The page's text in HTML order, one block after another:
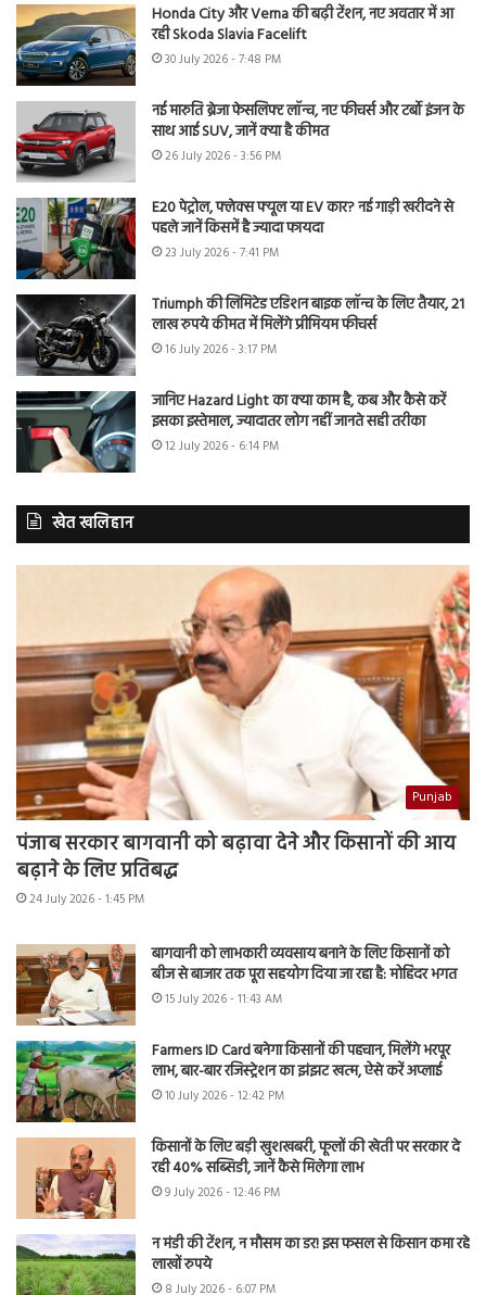
Honda City और Verna की बढ़ी टेंशन, नए अवतार में आ
रही Skoda Slavia Facelift
30 July 2026 - 7:48 PM
नई मारुति ब्रेजा फेसलिफ्ट लॉन्च, नए फीचर्स और टर्बो इंजन के
साथ आई SUV, जानें क्या है कीमत
26 July 2026 - 3:56 PM
E20 पेट्रोल, फ्लेक्स फ्यूल या EV कार? नई गाड़ी खरीदने से
पहले जानें किसमें है ज्यादा फायदा
23 July 2026 - 7:41 PM
Triumph की लिमिटेड एडिशन बाइक लॉन्च के लिए तैयार, 21
लाख रुपये कीमत में मिलेंगे प्रीमियम फीचर्स
16 July 2026 - 3:17 PM
जानिए Hazard Light का क्या काम है, कब और कैसे करें
इसका इस्तेमाल, ज्यादातर लोग नहीं जानते सही तरीका
12 July 2026 - 6:14 PM
खेत खलिहान
Punjab
पंजाब सरकार बागवानी को बढ़ावा देने और किसानों की आय
बढ़ाने के लिए प्रतिबद्ध
24 July 2026 - 1:45 PM
बागवानी को लाभकारी व्यवसाय बनाने के लिए किसानों को
बीज से बाजार तक पूरा सहयोग दिया जा रहा है: मोहिंदर भगत
15 July 2026 - 11:43 AM
Farmers ID Card बनेगा किसानों की पहचान, मिलेंगे भरपूर
लाभ, बार-बार रजिस्ट्रेशन का झंझट खत्म, ऐसे करें अप्लाई
10 July 2026 - 12:42 PM
किसानों के लिए बड़ी खुशखबरी, फूलों की खेती पर सरकार दे
रही 40% सब्सिडी, जानें कैसे मिलेगा लाभ
9 July 2026 - 12:46 PM
न मंडी की टेंशन, न मौसम का डर! इस फसल से किसान कमा रहे
लाखों रुपये
8 July 2026 - 6:07 PM